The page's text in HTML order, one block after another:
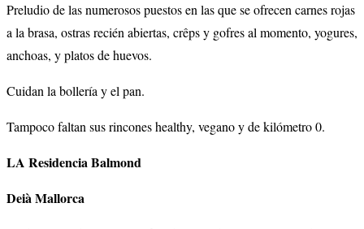
Preludio de las numerosos puestos en las que se ofrecen carnes rojas
a la brasa, ostras recién abiertas, crêps y gofres al momento, yogures,
anchoas, y platos de huevos.
Cuidan la bollería y el pan.
Tampoco faltan sus rincones healthy, vegano y de kilómetro 0.
LA Residencia Balmond
Deià Mallorca